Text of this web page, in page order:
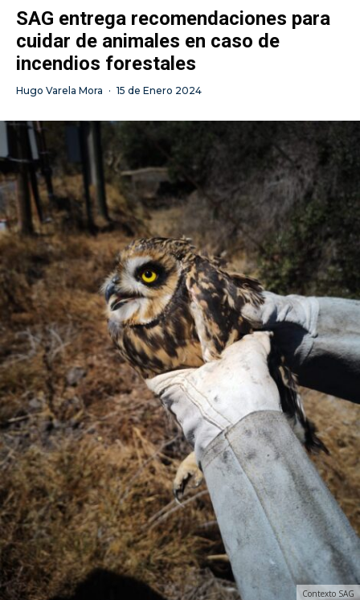
SAG entrega recomendaciones para
cuidar de animales en caso de
incendios forestales
Hugo Varela Mora · 15 de Enero 2024
Contexto SAG